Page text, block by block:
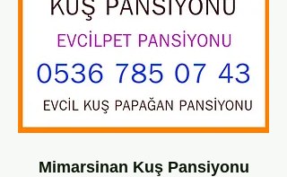
Mimarsinan Kuş Pansiyonu